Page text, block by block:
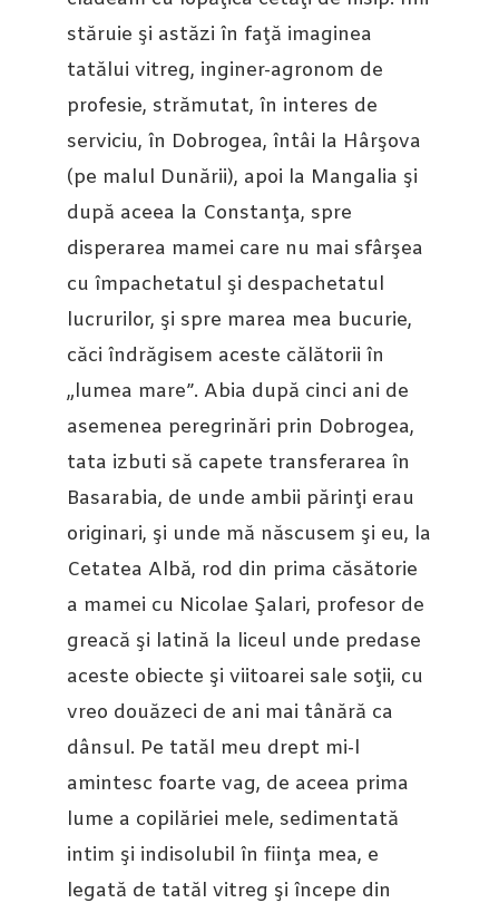
stăruie şi astăzi în faţă imaginea
tatălui vitreg, inginer-agronom de
profesie, strămutat, în interes de
serviciu, în Dobrogea, întâi la Hârşova
(pe malul Dunării), apoi la Mangalia şi
după aceea la Constanţa, spre
disperarea mamei care nu mai sfârşea
cu împachetatul şi despachetatul
lucrurilor, şi spre marea mea bucurie,
căci îndrăgisem aceste călătorii în
„lumea mare”. Abia după cinci ani de
asemenea peregrinări prin Dobrogea,
tata izbuti să capete transferarea în
Basarabia, de unde ambii părinţi erau
originari, şi unde mă născusem şi eu, la
Cetatea Albă, rod din prima căsătorie
a mamei cu Nicolae Şalari, profesor de
greacă şi latină la liceul unde predase
aceste obiecte şi viitoarei sale soţii, cu
vreo douăzeci de ani mai tânără ca
dânsul. Pe tatăl meu drept mi-l
amintesc foarte vag, de aceea prima
lume a copilăriei mele, sedimentată
intim şi indisolubil în fiinţa mea, e
legată de tatăl vitreg şi începe din